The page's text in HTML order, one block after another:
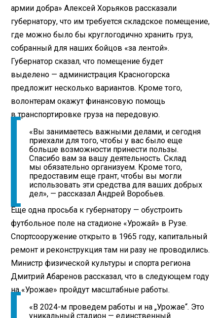
армии добра» Алексей Хорьяков рассказали
губернатору, что им требуется складское помещение,
где можно было бы круглогодично хранить груз,
собранный для наших бойцов «за лентой».
Губернатор сказал, что помещение будет
выделено — администрация Красногорска
предложит несколько вариантов. Кроме того,
волонтерам окажут финансовую помощь
в транспортировке груза на передовую.
«Вы занимаетесь важными делами, и сегодня
приехали для того, чтобы у вас было еще
больше возможности принести пользы.
Спасибо вам за вашу деятельность. Склад
мы обязательно организуем. Кроме того,
предоставим еще грант, чтобы вы могли
использовать эти средства для ваших добрых
дел», — рассказал Андрей Воробьев.
Еще одна просьба к губернатору — обустроить
футбольное поле на стадионе «Урожай» в Рузе.
Спортсооружение открыто в 1965 году, капитальный
ремонт и реконструкция там ни разу не проводились.
Министр физической культуры и спорта региона
Дмитрий Абаренов рассказал, что в следующем году
на «Урожае» пройдут масштабные работы.
«В 2024-м проведем работы и на „Урожае“. Это
уникальный стадион — единственный